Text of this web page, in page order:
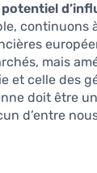
continuons
mais
et celle des
doit être
d’entre